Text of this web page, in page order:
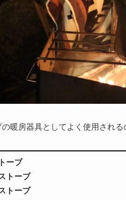
暖房器具としてよく使用される
ーブ
トーブ
トーブ